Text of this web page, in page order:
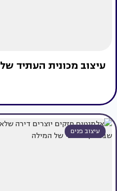
עיצוב מכונית העתיד של BMW
עיצוב פנים